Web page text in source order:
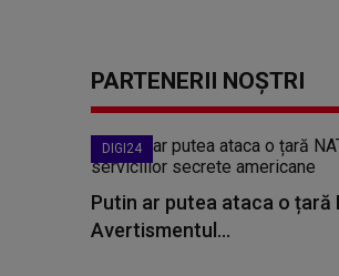
PARTENERII NOȘTRI
DIGI24
Putin ar putea ataca o țară
Avertismentul...